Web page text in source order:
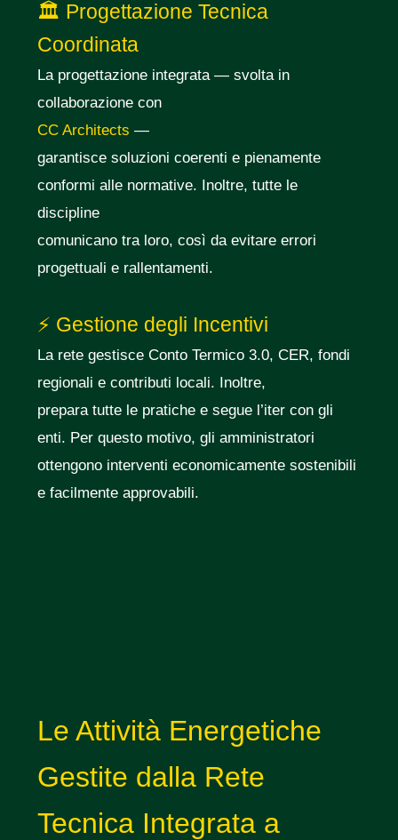
🏛️ Progettazione Tecnica
Coordinata
La progettazione integrata — svolta in
collaborazione con
CC Architects —
garantisce soluzioni coerenti e pienamente
conformi alle normative. Inoltre, tutte le
discipline
comunicano tra loro, così da evitare errori
progettuali e rallentamenti.
⚡ Gestione degli Incentivi
La rete gestisce Conto Termico 3.0, CER, fondi
regionali e contributi locali. Inoltre,
prepara tutte le pratiche e segue l’iter con gli
enti. Per questo motivo, gli amministratori
ottengono interventi economicamente sostenibili
e facilmente approvabili.
Le Attività Energetiche
Gestite dalla Rete
Tecnica Integrata a